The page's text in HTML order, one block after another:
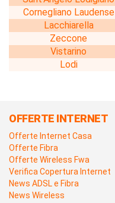
Cornegliano Laudense
Lacchiarella
Zeccone
Vistarino
Lodi
OFFERTE INTERNET
Offerte Internet Casa
Offerte Fibra
Offerte Wireless Fwa
Verifica Copertura Internet
News ADSL e Fibra
News Wireless